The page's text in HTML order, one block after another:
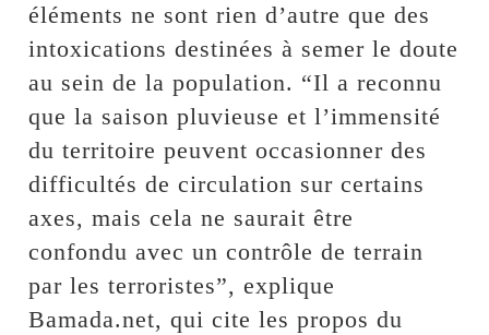
éléments ne sont rien d’autre que des
intoxications destinées à semer le doute
au sein de la population. “Il a reconnu
que la saison pluvieuse et l’immensité
du territoire peuvent occasionner des
difficultés de circulation sur certains
axes, mais cela ne saurait être
confondu avec un contrôle de terrain
par les terroristes”, explique
Bamada.net, qui cite les propos du